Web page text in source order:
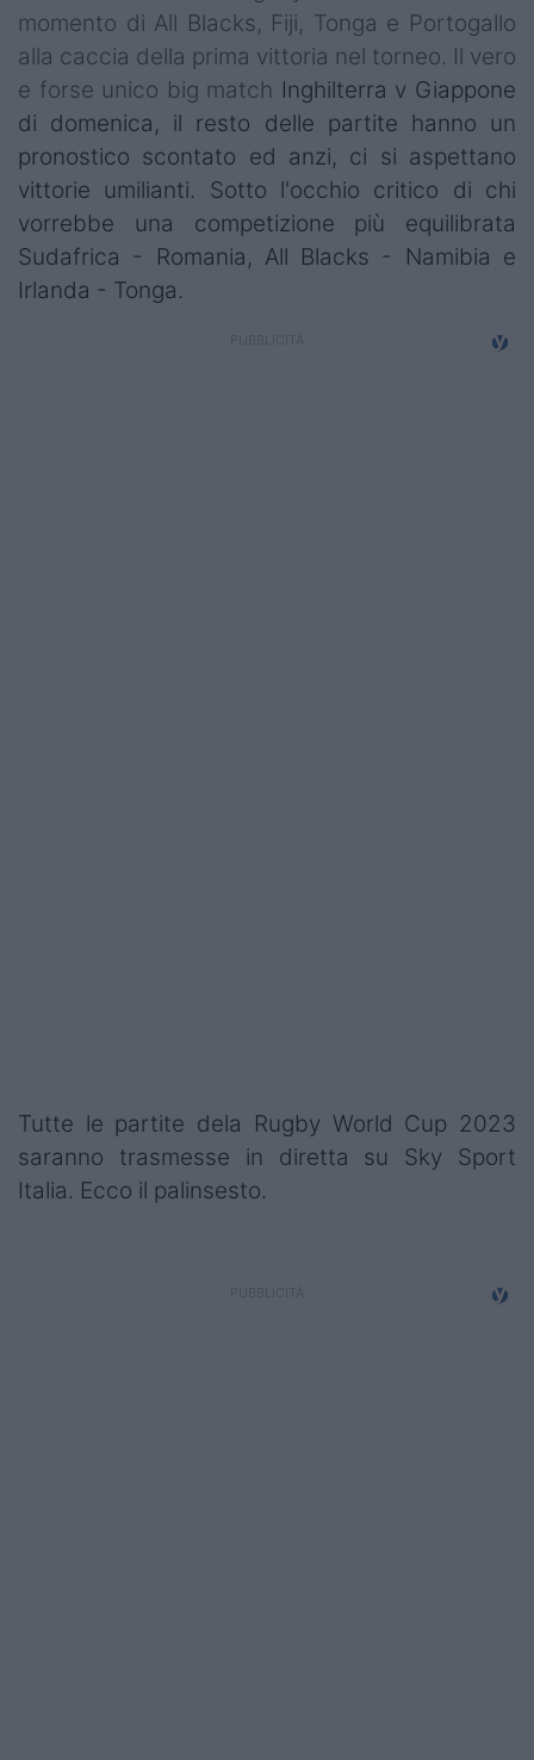
Campionati
Serie A
Serie B
Serie C
Femminile
Giovanili
momento di All Blacks, Fiji, Tonga e Portogallo
alla caccia della prima vittoria nel torneo. Il vero
e forse unico big match Inghilterra v Giappone
di domenica, il resto delle partite hanno un
pronostico scontato ed anzi, ci si aspettano
vittorie umilianti. Sotto l'occhio critico di chi
vorrebbe una competizione più equilibrata
Sudafrica - Romania, All Blacks - Namibia e
Irlanda - Tonga.
Tutte le partite dela Rugby World Cup 2023
saranno trasmesse in diretta su Sky Sport
Italia. Ecco il palinsesto.